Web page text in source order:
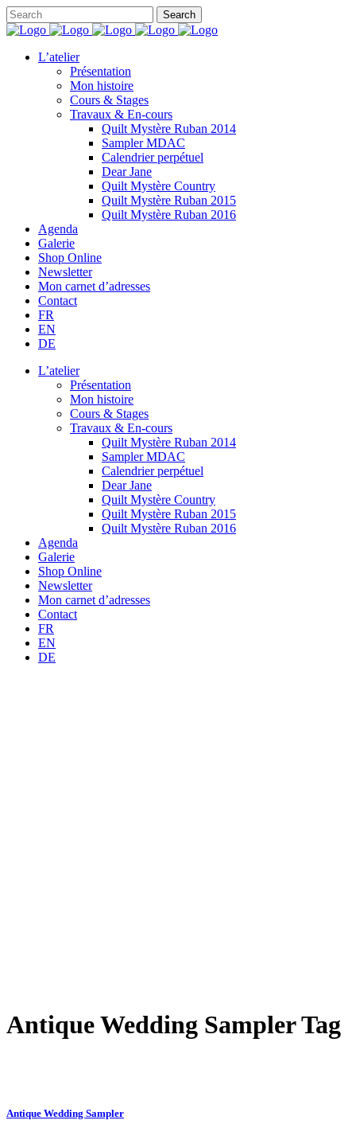
L’atelier
Présentation
Mon histoire
Cours & Stages
Travaux & En-cours
Quilt Mystère Ruban 2014
Sampler MDAC
Calendrier perpétuel
Dear Jane
Quilt Mystère Country
Quilt Mystère Ruban 2015
Quilt Mystère Ruban 2016
Agenda
Galerie
Shop Online
Newsletter
Mon carnet d’adresses
Contact
FR
EN
DE
L’atelier
Présentation
Mon histoire
Cours & Stages
Travaux & En-cours
Quilt Mystère Ruban 2014
Sampler MDAC
Calendrier perpétuel
Dear Jane
Quilt Mystère Country
Quilt Mystère Ruban 2015
Quilt Mystère Ruban 2016
Agenda
Galerie
Shop Online
Newsletter
Mon carnet d’adresses
Contact
FR
EN
DE
Antique Wedding Sampler Tag
Antique Wedding Sampler